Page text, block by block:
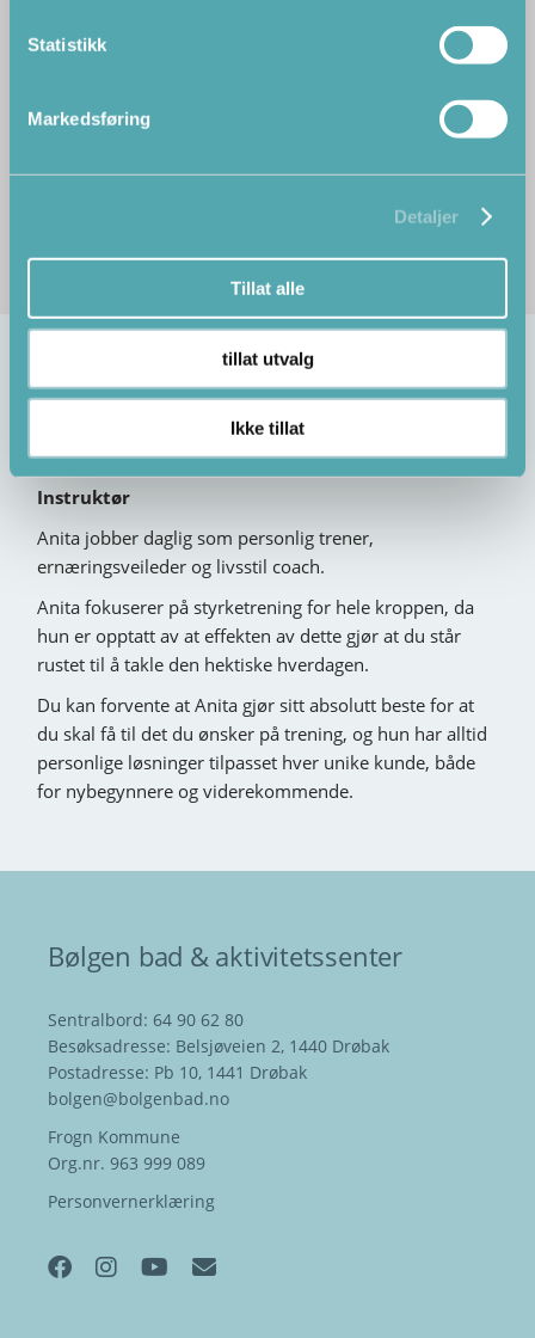
Statistikk
Markedsføring
Detaljer
Tillat alle
tillat utvalg
Ikke tillat
Anita Tveter
Instruktør
Anita jobber daglig som personlig trener,
ernæringsveileder og livsstil coach.
Anita fokuserer på styrketrening for hele kroppen, da
hun er opptatt av at effekten av dette gjør at du står
rustet til å takle den hektiske hverdagen.
Du kan forvente at Anita gjør sitt absolutt beste for at
du skal få til det du ønsker på trening, og hun har alltid
personlige løsninger tilpasset hver unike kunde, både
for nybegynnere og viderekommende.
Bølgen bad & aktivitetssenter
Sentralbord: 64 90 62 80
Besøksadresse: Belsjøveien 2, 1440 Drøbak
Postadresse: Pb 10, 1441 Drøbak
bolgen@bolgenbad.no
Frogn Kommune
Org.nr. 963 999 089
Personvernerklæring